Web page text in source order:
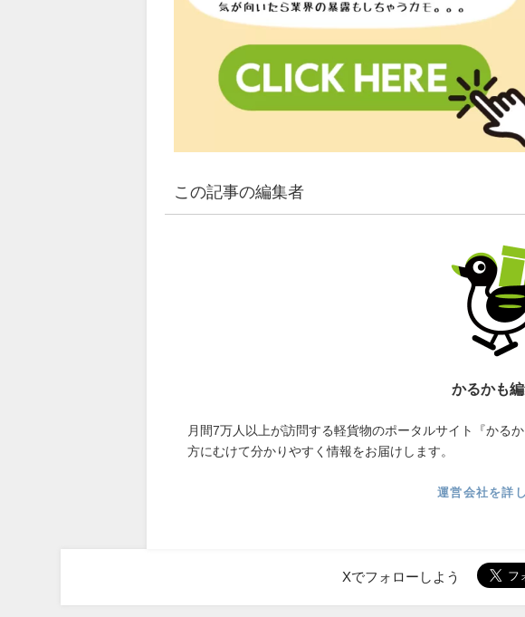
この記事の編集者
かるかも
月間7万人以上が訪問する軽貨物のポータルサイト『かる
方にむけて分かりやすく情報をお届けします。
運営会社を詳
Xでフォローしよう